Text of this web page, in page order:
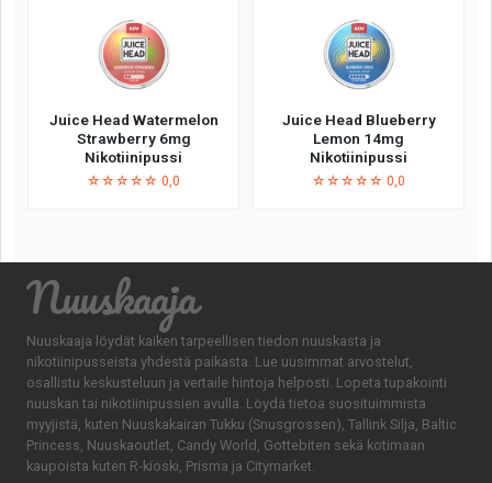
Juice Head Watermelon
Strawberry 6mg
Nikotiinipussi
☆☆☆☆☆ 0,0
Juice Head Blueberry
Lemon 14mg
Nikotiinipussi
☆☆☆☆☆ 0,0
Nuuskaaja
Nuuskaaja löydät kaiken tarpeellisen tiedon nuuskasta ja
nikotiinipusseista yhdestä paikasta. Lue uusimmat arvostelut,
osallistu keskusteluun ja vertaile hintoja helposti. Lopeta tupakointi
nuuskan tai nikotiinipussien avulla. Löydä tietoa suosituimmista
myyjistä, kuten Nuuskakairan Tukku (Snusgrossen), Tallink Silja, Baltic
Princess, Nuuskaoutlet, Candy World, Gottebiten sekä kotimaan
kaupoista kuten R-kioski, Prisma ja Citymarket.